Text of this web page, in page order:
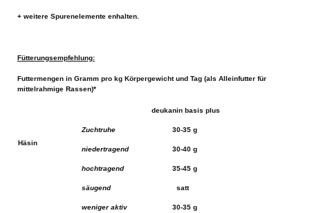
+ weitere Spurenelemente enhalten.
Fütterungsempfehlung:
Futtermengen in Gramm pro kg Körpergewicht und Tag (als Alleinfutter für
mittelrahmige Rassen)*
deukanin basis plus
Häsin
Zuchtruhe 30-35 g
niedertragend 30-40 g
hochtragend 35-45 g
säugend satt
weniger aktiv 30-35 g